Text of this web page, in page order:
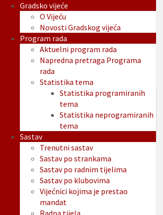
Gradsko vijeće
O Vijeću
Novosti Gradskog vijeća
Program rada
Aktuelni program rada
Napredna pretraga Programa
rada
Statistika tema
Statistika programiranih
tema
Statistika neprogramiranih
tema
Sastav
Trenutni sastav
Sastav po strankama
Sastav po radnim tijelima
Sastav po klubovima
Vijećnici kojima je prestao
mandat